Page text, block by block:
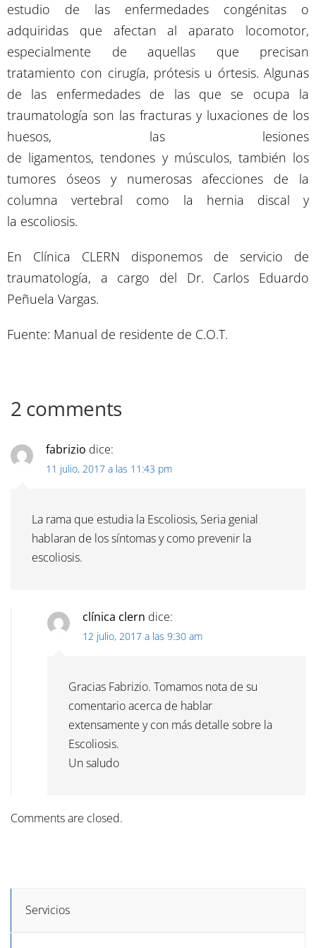
estudio de las enfermedades congénitas o
adquiridas que afectan al aparato locomotor,
especialmente de aquellas que precisan
tratamiento con cirugía, prótesis u órtesis. Algunas
de las enfermedades de las que se ocupa la
traumatología son las fracturas y luxaciones de los
huesos, las lesiones
de ligamentos, tendones y músculos, también los
tumores óseos y numerosas afecciones de la
columna vertebral como la hernia discal y
la escoliosis.
En Clínica CLERN disponemos de servicio de
traumatología, a cargo del Dr. Carlos Eduardo
Peñuela Vargas.
Fuente: Manual de residente de C.O.T.
2 comments
fabrizio dice:
11 julio, 2017 a las 11:43 pm
La rama que estudia la Escoliosis, Seria genial
hablaran de los síntomas y como prevenir la
escoliosis.
clínica clern dice:
12 julio, 2017 a las 9:30 am
Gracias Fabrizio. Tomamos nota de su
comentario acerca de hablar
extensamente y con más detalle sobre la
Escoliosis.
Un saludo
Comments are closed.
Servicios